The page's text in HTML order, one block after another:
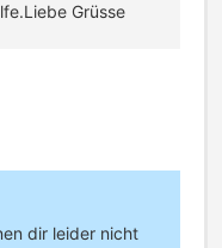
Grüsse
dir leider nicht